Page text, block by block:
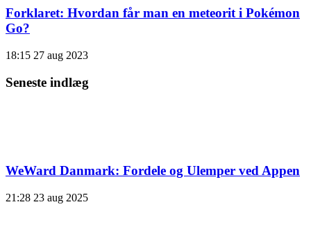
Forklaret: Hvordan får man en meteorit i Pokémon
Go?
18:15 27 aug 2023
Seneste indlæg
WeWard Danmark: Fordele og Ulemper ved Appen
21:28 23 aug 2025